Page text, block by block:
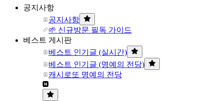
공지사항
공지사항
🌱 신규방문 필독 가이드
베스트 게시판
베스트 인기글 (실시간)
베스트 인기글 (명예의 전당)
캐시로또 명예의 전당